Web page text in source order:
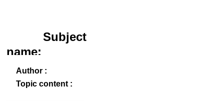
Subject
name:
Analysis I
Author :
Topic content :